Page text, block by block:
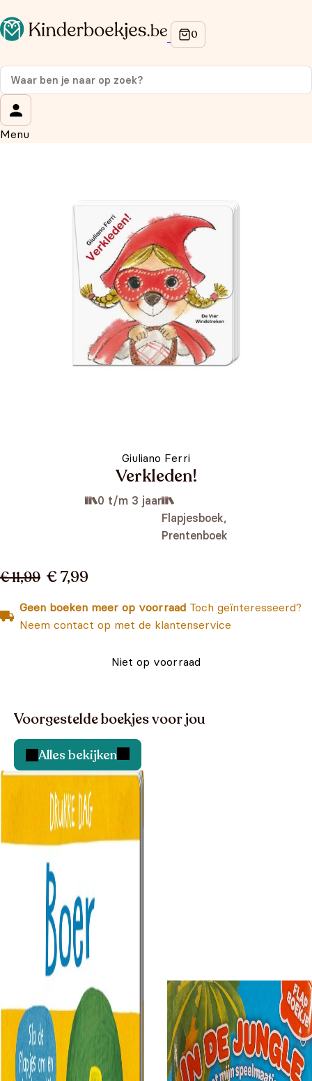
Menu
Giuliano Ferri
Verkleden!
0 t/m 3 jaar
Flapjesboek,
Prentenboek
€ 11,99 € 7,99
Geen boeken meer op voorraad Toch geïnteresseerd?
Neem contact op met de klantenservice
Niet op voorraad
Voorgestelde boekjes voor jou
Alles bekijken
Op de hoogte blijven van onze acties?
Meld je aan voor onze nieuwsbrief en ontvang
korting
Wat is je voornaam?
Aanmelden
We gebruiken je gegevens om contact op te nemen, in
overeenstemming met onsprivacybeleid.